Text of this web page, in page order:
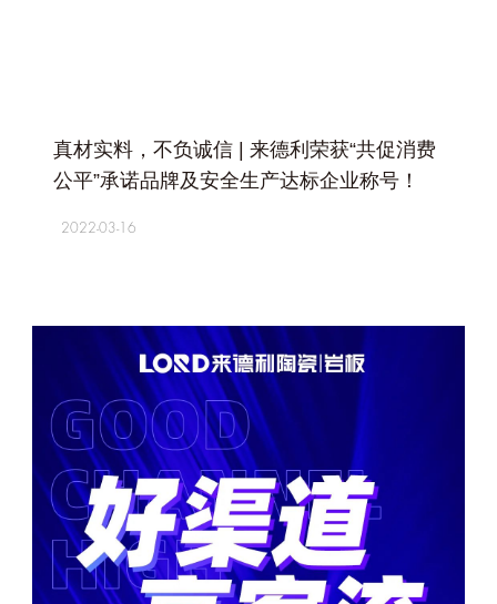
真材实料，不负诚信 | 来德利荣获“共促消费
公平”承诺品牌及安全生产达标企业称号！
2022-03-16